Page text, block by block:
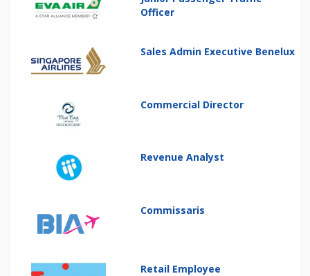
Officer
Sales Admin Executive Benelux
Commercial Director
Revenue Analyst
Commissaris
Retail Employee